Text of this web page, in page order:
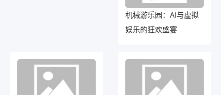
机械游乐园：AI与虚拟
娱乐的狂欢盛宴